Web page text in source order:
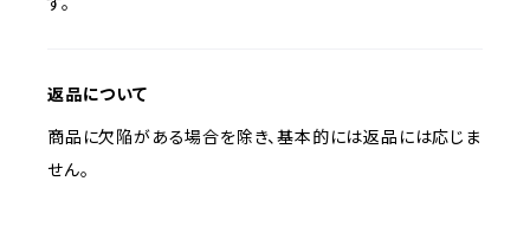
返品について
商品に欠陥がある場合を除き、基本的には返品には応じま
せん。